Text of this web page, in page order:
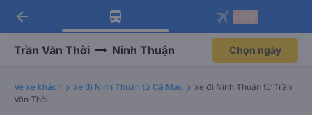
Tải app Vexere ngay!
Nhận ưu đãi thành viên độc
Mở app
Tải app Vexere
-30k/ghế khi đặt vé máy bay qua
Mở app
arrow_back
Trần Văn Thời Ninh Thuận Chọn ngày
Vé xe khách xe đi Ninh Thuận từ Cà Mau
xe đi Ninh Thuận từ Trần
Văn Thời